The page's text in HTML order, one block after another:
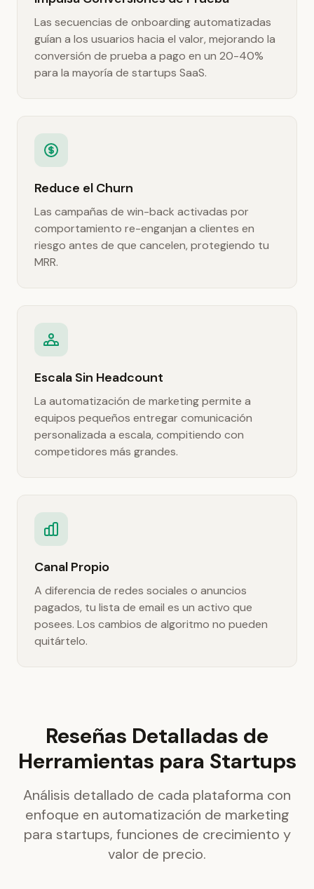
Las secuencias de onboarding automatizadas
guían a los usuarios hacia el valor, mejorando la
conversión de prueba a pago en un 20-40%
para la mayoría de startups SaaS.
Reduce el Churn
Las campañas de win-back activadas por
comportamiento re-enganjan a clientes en
riesgo antes de que cancelen, protegiendo tu
MRR.
Escala Sin Headcount
La automatización de marketing permite a
equipos pequeños entregar comunicación
personalizada a escala, compitiendo con
competidores más grandes.
Canal Propio
A diferencia de redes sociales o anuncios
pagados, tu lista de email es un activo que
posees. Los cambios de algoritmo no pueden
quitártelo.
Reseñas Detalladas de
Herramientas para Startups
Análisis detallado de cada plataforma con
enfoque en automatización de marketing
para startups, funciones de crecimiento y
valor de precio.